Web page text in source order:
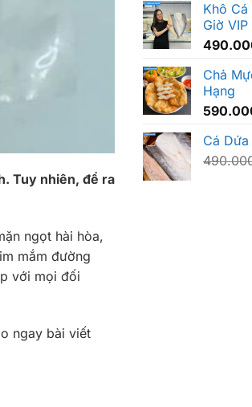
Tuy nhiên, để ra
ngọt hài hòa,
mắm đường
với mọi đối
ngay bài viết
Khô Cá
Giờ
Chả
Hạng
Cá